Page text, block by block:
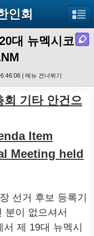
인회
대 뉴멕시코
| 메뉴 건너뛰기
회 기타 안건으
Item
Meeting held
선거 후보 등록기
분이 없으셔서
제 19대 뉴멕시